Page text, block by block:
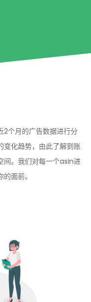
2个月的广告数据进行分
变化趋势，由此了解到账
间。我们对每一个asin进
面前。